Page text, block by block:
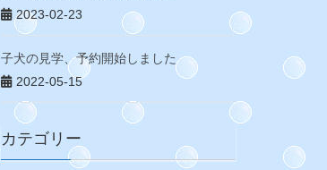
2023-02-23
子犬の見学、予約開始しました
2022-05-15
カテゴリー